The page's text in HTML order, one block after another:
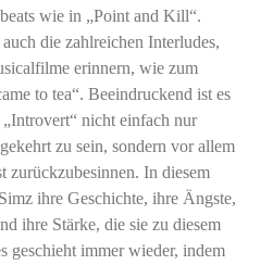
wie in „Point and Kill“.
die zahlreichen Interludes,
erinnern, wie zum
to tea“. Beeindruckend ist es
nicht einfach nur
zu sein, sondern vor allem
zurückzubesinnen. In diesem
ihre Geschichte, ihre Ängste,
ihre Stärke, die sie zu diesem
geschieht immer wieder, indem